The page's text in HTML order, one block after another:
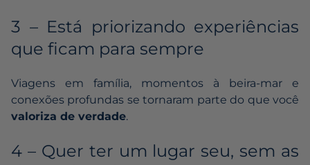
3 – Está priorizando experiências
que ficam para sempre
Viagens em família, momentos à beira-mar e
conexões profundas se tornaram parte do que você
valoriza de verdade.
4 – Quer ter um lugar seu, sem as